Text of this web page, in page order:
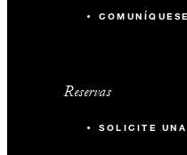
Reservas
SOLICITE